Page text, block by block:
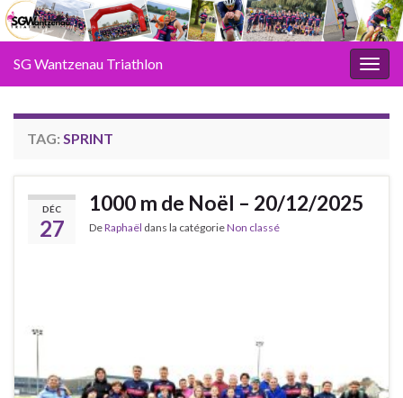
SG Wantzenau Triathlon
TAG: SPRINT
DÉC
27
1000 m de Noël – 20/12/2025
DeRaphaël dans la catégorieNon classé